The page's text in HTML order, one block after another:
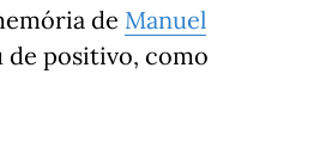
de Manuel
de positivo, como